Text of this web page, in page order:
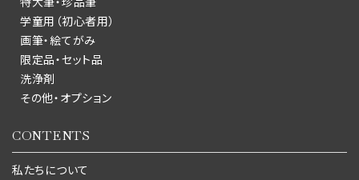
学童用（初心者用）
画筆・絵てがみ
限定品・セット品
洗浄剤
その他・オプション
CONTENTS
私たちについて